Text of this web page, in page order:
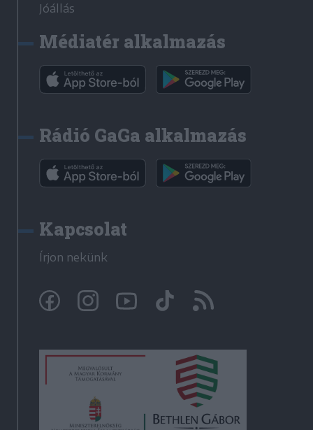
Jóállás
Médiatér alkalmazás
Rádió GaGa alkalmazás
Kapcsolat
Írjon nekünk